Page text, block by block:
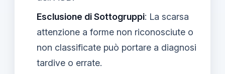
Esclusione di Sottogruppi: La scarsa
attenzione a forme non riconosciute o
non classificate può portare a diagnosi
tardive o errate.